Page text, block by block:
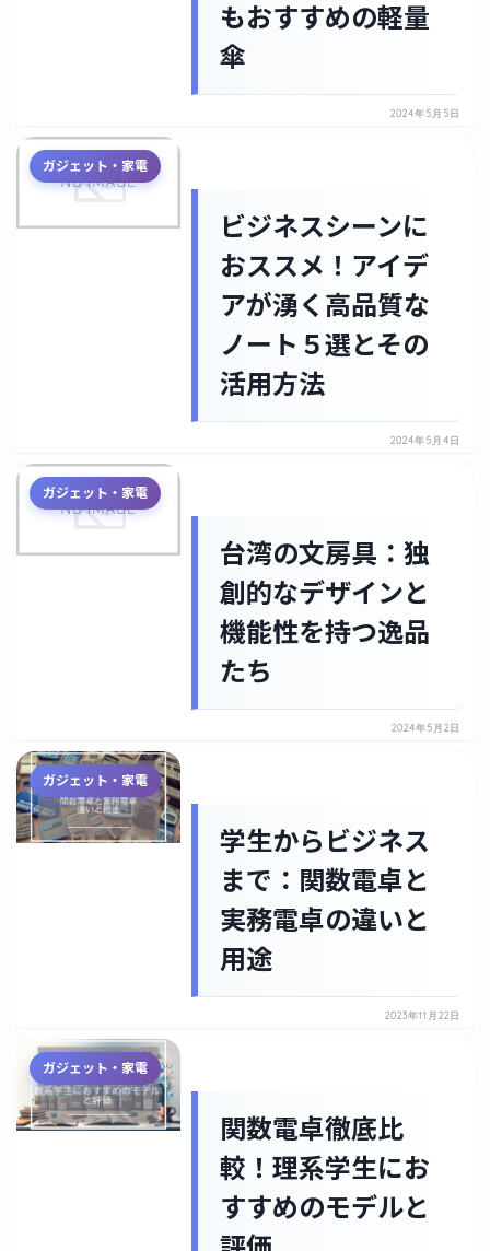
もおすすめの軽量
傘
2024年5月5日
ガジェット・家電
ビジネスシーンに
おススメ！アイデ
アが湧く高品質な
ノート５選とその
活用方法
2024年5月4日
ガジェット・家電
台湾の文房具：独
創的なデザインと
機能性を持つ逸品
たち
2024年5月2日
ガジェット・家電
学生からビジネス
まで：関数電卓と
実務電卓の違いと
用途
2023年11月22日
ガジェット・家電
関数電卓徹底比
較！理系学生にお
すすめのモデルと